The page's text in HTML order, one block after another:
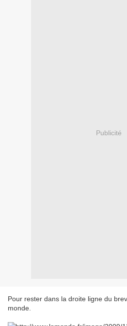
Publicité
Pour rester dans la droite ligne du
monde.